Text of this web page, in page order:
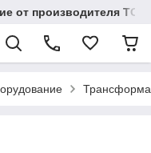
от производителя TOO